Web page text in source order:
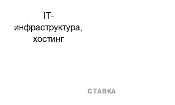
IT-
инфраструктура,
хостинг
СТАВКА